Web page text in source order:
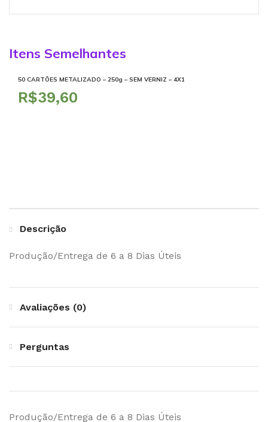
Itens Semelhantes
50 CARTÕES METALIZADO – 250g – SEM VERNIZ – 4X1
R$
Descrição
Produção/Entrega de 6 a 8 Dias Úteis
Avaliações (0)
Perguntas
Produção/Entrega de 6 a 8 Dias Úteis